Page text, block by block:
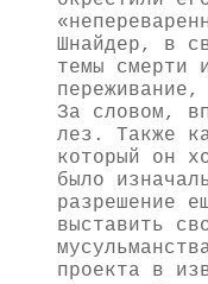
Шнайдер, в
темы смерти
За словом,
лез. Также
который он
было
разрешение
выставить
проекта в